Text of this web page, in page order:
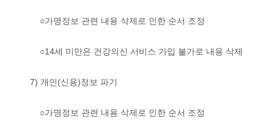
○가명정보 관련 내용 삭제로 인한 순서 조정
○14세 미만은 건강의신 서비스 가입 불가로 내용 삭제
7) 개인(신용)정보 파기
○가명정보 관련 내용 삭제로 인한 순서 조정